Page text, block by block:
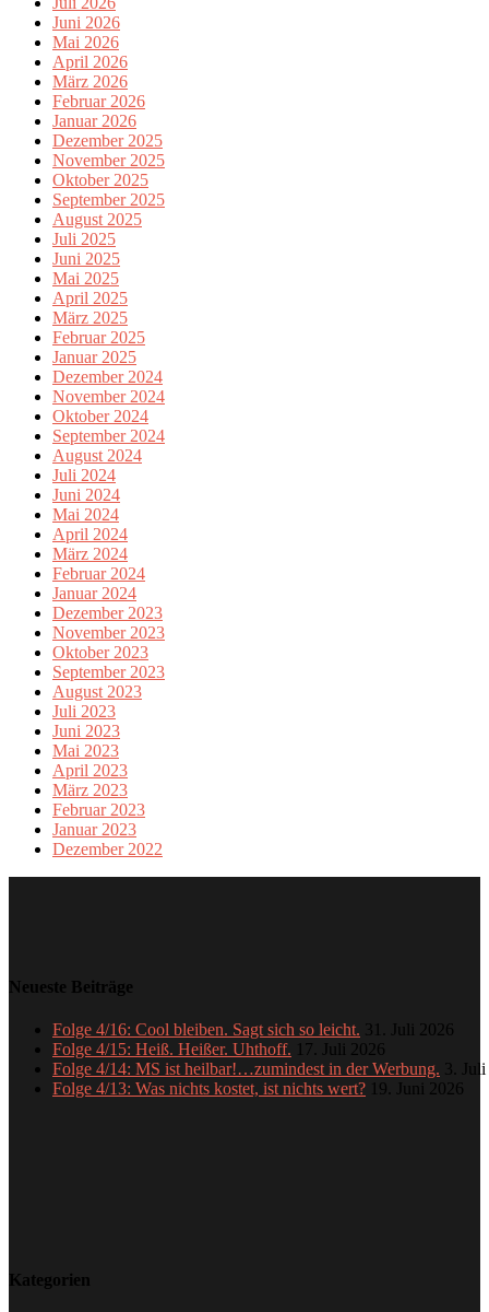
Juni 2026
Mai 2026
April 2026
März 2026
Februar 2026
Januar 2026
Dezember 2025
November 2025
Oktober 2025
September 2025
August 2025
Juli 2025
Juni 2025
Mai 2025
April 2025
März 2025
Februar 2025
Januar 2025
Dezember 2024
November 2024
Oktober 2024
September 2024
August 2024
Juli 2024
Juni 2024
Mai 2024
April 2024
März 2024
Februar 2024
Januar 2024
Dezember 2023
November 2023
Oktober 2023
September 2023
August 2023
Juli 2023
Juni 2023
Mai 2023
April 2023
März 2023
Februar 2023
Januar 2023
Dezember 2022
Neueste Beiträge
Folge 4/16: Cool bleiben. Sagt sich so leicht. 31. Juli 2026
Folge 4/15: Heiß. Heißer. Uhthoff. 17. Juli 2026
Folge 4/14: MS ist heilbar!…zumindest in der Werbung. 3.
Folge 4/13: Was nichts kostet, ist nichts wert? 19. Juni 2026
Kategorien